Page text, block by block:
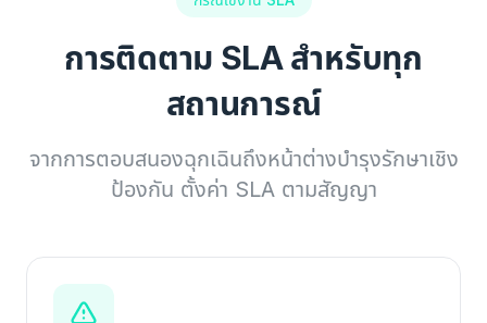
การติดตาม SLA สำหรับทุก
สถานการณ์
จากการตอบสนองฉุกเฉินถึงหน้าต่างบำรุงรักษาเชิง
ป้องกัน ตั้งค่า SLA ตามสัญญา